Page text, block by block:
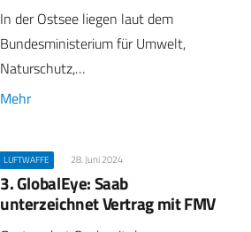
In der Ostsee liegen laut dem
Bundesministerium für Umwelt,
Naturschutz,…
Mehr
LUFTWAFFE 28. Juni 2024
3. GlobalEye: Saab
unterzeichnet Vertrag mit FMV